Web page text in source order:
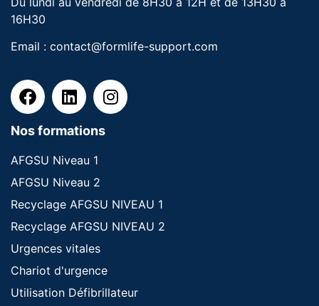
16H30
Email : contact@formlife-support.com
Nos formations
AFGSU Niveau 1
AFGSU Niveau 2
Recyclage AFGSU NIVEAU 1
Recyclage AFGSU NIVEAU 2
Urgences vitales
Chariot d'urgence
Utilisation Défibrillateur